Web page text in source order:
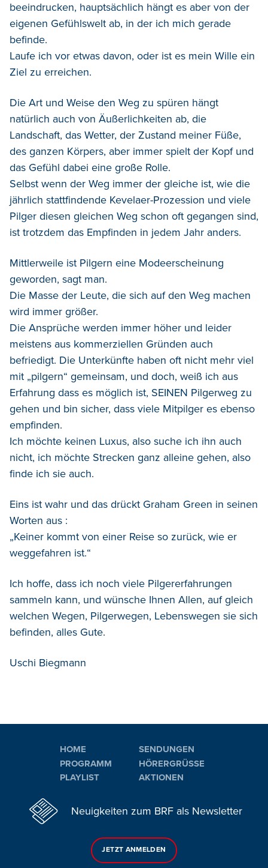
beeindrucken, hauptsächlich hängt es aber von der
eigenen Gefühlswelt ab, in der ich mich gerade
befinde.
Laufe ich vor etwas davon, oder ist es mein Wille ein
Ziel zu erreichen.
Die Art und Weise den Weg zu spüren hängt
natürlich auch von Äußerlichkeiten ab, die
Landschaft, das Wetter, der Zustand meiner Füße,
des ganzen Körpers, aber immer spielt der Kopf und
das Gefühl dabei eine große Rolle.
Selbst wenn der Weg immer der gleiche ist, wie die
jährlich stattfindende Kevelaer-Prozession und viele
Pilger diesen gleichen Weg schon oft gegangen sind,
ist trotzdem das Empfinden in jedem Jahr anders.
Mittlerweile ist Pilgern eine Modeerscheinung
geworden, sagt man.
Die Masse der Leute, die sich auf den Weg machen
wird immer größer.
Die Ansprüche werden immer höher und leider
meistens aus kommerziellen Gründen auch
befriedigt. Die Unterkünfte haben oft nicht mehr viel
mit „pilgern“ gemeinsam, und doch, weiß ich aus
Erfahrung dass es möglich ist, SEINEN Pilgerweg zu
gehen und bin sicher, dass viele Mitpilger es ebenso
empfinden.
Ich möchte keinen Luxus, also suche ich ihn auch
nicht, ich möchte Strecken ganz alleine gehen, also
finde ich sie auch.
Eins ist wahr und das drückt Graham Green in seinen
Worten aus :
„Keiner kommt von einer Reise so zurück, wie er
weggefahren ist.“
Ich hoffe, dass ich noch viele Pilgererfahrungen
sammeln kann, und wünsche Ihnen Allen, auf gleich
welchen Wegen, Pilgerwegen, Lebenswegen sie sich
befinden, alles Gute.
Uschi Biegmann
HOME
PROGRAMM
PLAYLIST
SENDUNGEN
HÖRERGRÜSSE
AKTIONEN
Neuigkeiten zum BRF als Newsletter
JETZT ANMELDEN